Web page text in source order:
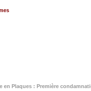
en Plaques : Première